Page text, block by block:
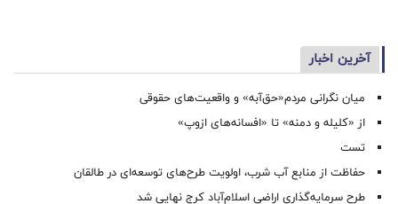
آخرین اخبار
میان نگرانی مردم«حق‌آبه» و واقعیت‌های حقوقی
از «کلیله و دمنه» تا «افسانه‌های ازوپ»
تست
حفاظت از منابع آب شرب، اولویت طرح‌های توسعه‌ای در طالقان
طرح سرمایه‌گذاری اراضی اسلام‌آباد کرج نهایی شد